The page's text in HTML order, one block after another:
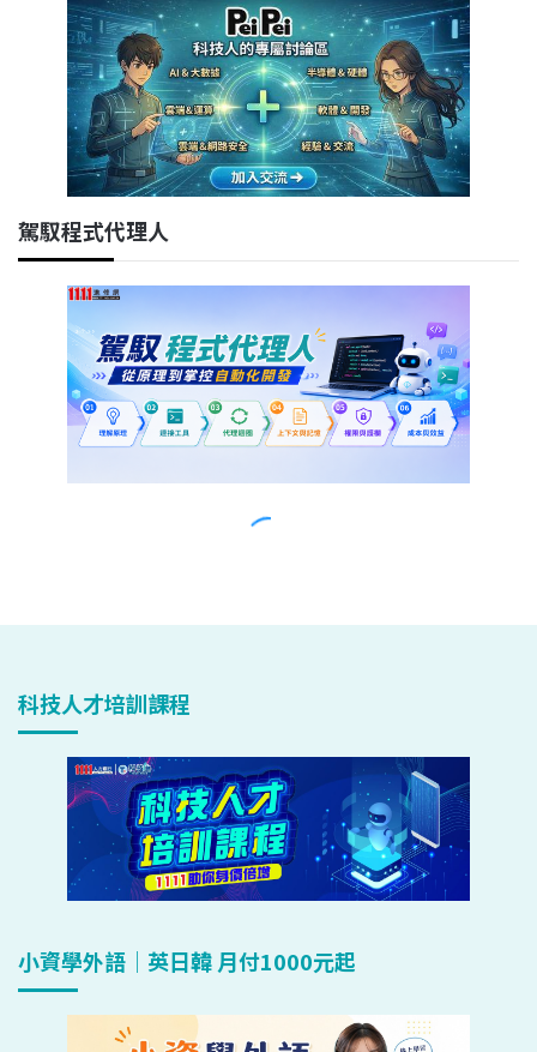
科技人才培訓課程
小資學外語｜英日韓 月付1000元起